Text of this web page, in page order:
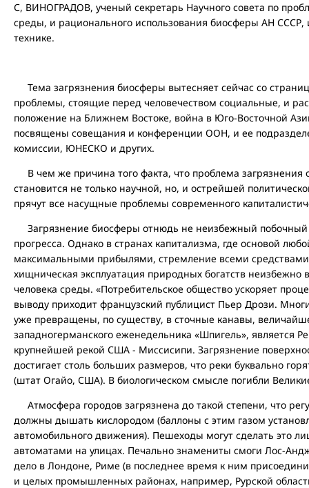
С, ВИНОГРАДОВ, ученый секретарь Научного совета по
среды, и рационального использования биосферы АН СССР,
технике.
Тема загрязнения биосферы вытесняет сейчас со
проблемы, стоящие перед человечеством социальные, и
положение на Ближнем Востоке, война в Юго-Восточной
посвящены совещания и конференции ООН, и ее
комиссии, ЮНЕСКО и других.
В чем же причина того факта, что проблема
становится не только научной, но, и острейшей
прячут все насущные проблемы современного
Загрязнение биосферы отнюдь не неизбежный побочный
прогресса. Однако в странах капитализма, где основой
максимальными прибылями, стремление всеми
хищническая эксплуатация природных богатств
человека среды. «Потребительское общество ускоряет
выводу приходит французский публицист Пьер Дрози.
уже превращены, по существу, в сточные канавы,
западногерманского еженедельника «Шпигель», является
крупнейшей рекой США - Миссисипи. Загрязнение
достигает столь больших размеров, что реки буквально
(штат Огайо, США). В биологическом смысле погибли
Атмосфера городов загрязнена до такой степени, что
должны дышать кислородом (баллоны с этим газом
автомобильного движения). Пешеходы могут сделать это
автоматами на улицах. Печально знамениты смоги Лос-
дело в Лондоне, Риме (в последнее время к ним
и целых промышленных районах, например, Рурской